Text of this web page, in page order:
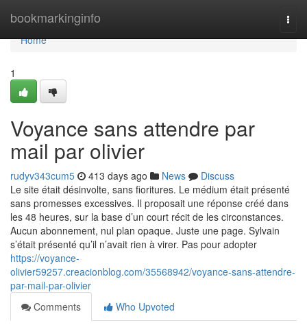
bookmarkinginfo
Home
Home
1
Voyance sans attendre par
mail par olivier
rudyv343cum5 413 days ago News
Discuss
Le site était désinvolte, sans fioritures. Le médium était présenté
sans promesses excessives. Il proposait une réponse créé dans
les 48 heures, sur la base d’un court récit de les circonstances.
Aucun abonnement, nul plan opaque. Juste une page. Sylvain
s’était présenté qu’il n’avait rien à virer. Pas pour adopter
https://voyance-
olivier59257.creacionblog.com/35568942/voyance-sans-attendre-
par-mail-par-olivier
Comments
Who Upvoted